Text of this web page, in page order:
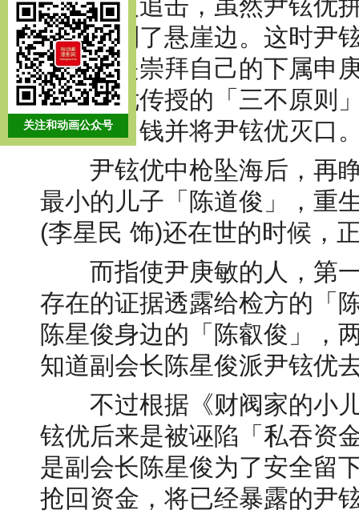
被一群人追击，虽然尹铉优
昏、载到了悬崖边。这时尹
人，竟是崇拜自己的下属申
照尹铉优传授的「三不原则
敏拿走了钱并将尹铉优灭口
尹铉优中枪坠海后，再睁
最小的儿子「陈道俊」，重
(李星民 饰)还在世的时候，
而指使尹庚敏的人，第一
存在的证据透露给检方的「
陈星俊身边的「陈叡俊」，
知道副会长陈星俊派尹铉优
不过根据《财阀家的小儿
铉优后来是被诬陷「私吞资
是副会长陈星俊为了安全留
抢回资金，将已经暴露的尹
关注和动画公众号